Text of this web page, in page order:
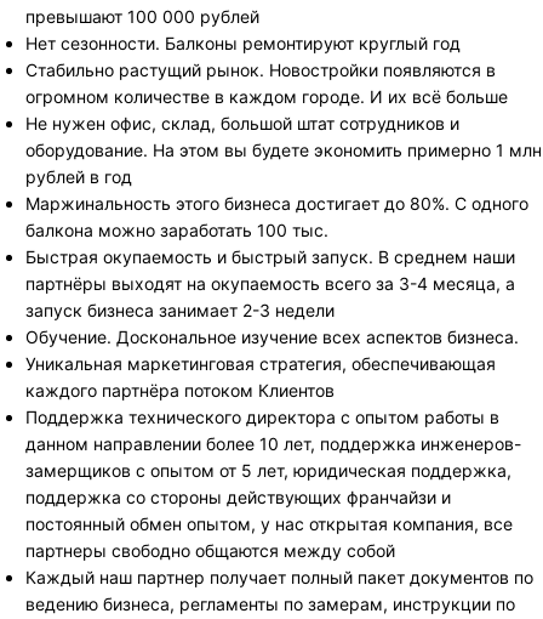
превышают 100 000 рублей
Нет сезонности. Балконы ремонтируют круглый год
Стабильно растущий рынок. Новостройки появляются в
огромном количестве в каждом городе. И их всё больше
Не нужен офис, склад, большой штат сотрудников и
оборудование. На этом вы будете экономить примерно 1 млн
рублей в год
Маржинальность этого бизнеса достигает до 80%. С одного
балкона можно заработать 100 тыс.
Быстрая окупаемость и быстрый запуск. В среднем наши
партнёры выходят на окупаемость всего за 3-4 месяца, а
запуск бизнеса занимает 2-3 недели
Обучение. Доскональное изучение всех аспектов бизнеса.
Уникальная маркетинговая стратегия, обеспечивающая
каждого партнёра потоком Клиентов
Поддержка технического директора с опытом работы в
данном направлении более 10 лет, поддержка инженеров-
замерщиков с опытом от 5 лет, юридическая поддержка,
поддержка со стороны действующих франчайзи и
постоянный обмен опытом, у нас открытая компания, все
партнеры свободно общаются между собой
Каждый наш партнер получает полный пакет документов по
ведению бизнеса, регламенты по замерам, инструкции по